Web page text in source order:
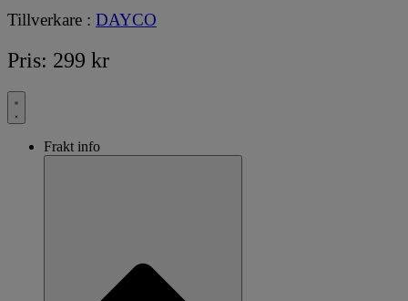
Tillverkare : DAYCO
Pris: 299 kr
Frakt info